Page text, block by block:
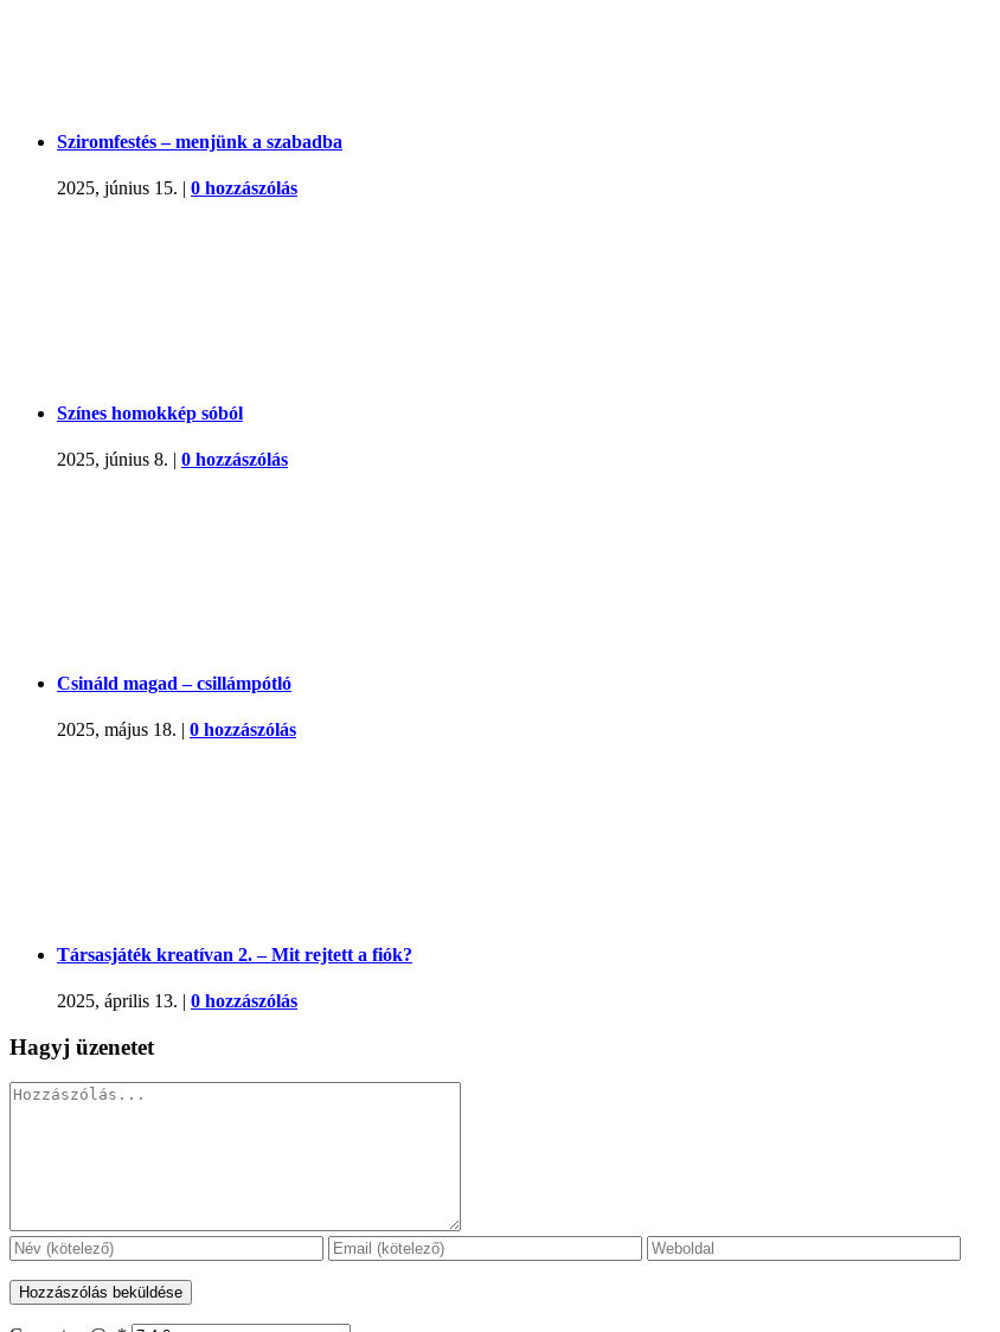
Sziromfestés – menjünk a szabadba
2025, június 15. | 0 hozzászólás
Színes homokkép sóból
2025, június 8. | 0 hozzászólás
Csináld magad – csillámpótló
2025, május 18. | 0 hozzászólás
Társasjáték kreatívan 2. – Mit rejtett a fiók?
2025, április 13. | 0 hozzászólás
Hagyj üzenetet
Hozzászólás